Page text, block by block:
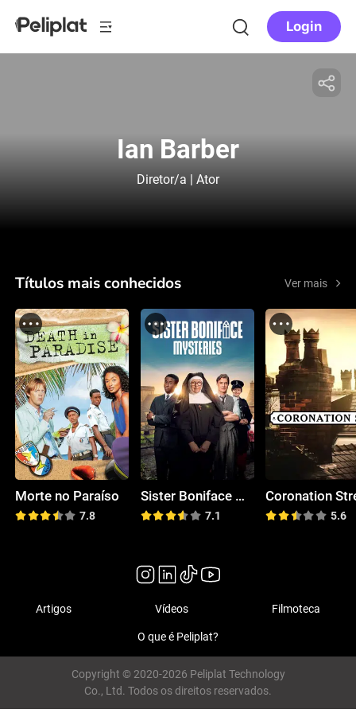
Login
Ian Barber
Diretor/a | Ator
Títulos mais conhecidos Ver mais
Morte no Paraíso
7.8
Sister Boniface Mysteries
7.1
Coronation
5.6
Artigos Vídeos Filmoteca
O que é Peliplat?
Copyright © 2020-2026 Peliplat Technology
Co., Ltd. Todos os direitos reservados.